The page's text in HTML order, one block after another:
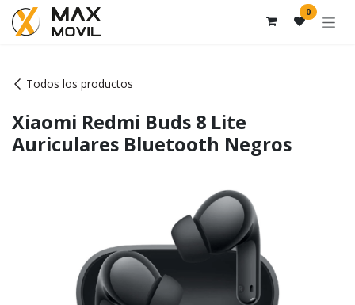
Ir al contenido 0
Todos los productos
Xiaomi Redmi Buds 8 Lite
Auriculares Bluetooth Negros